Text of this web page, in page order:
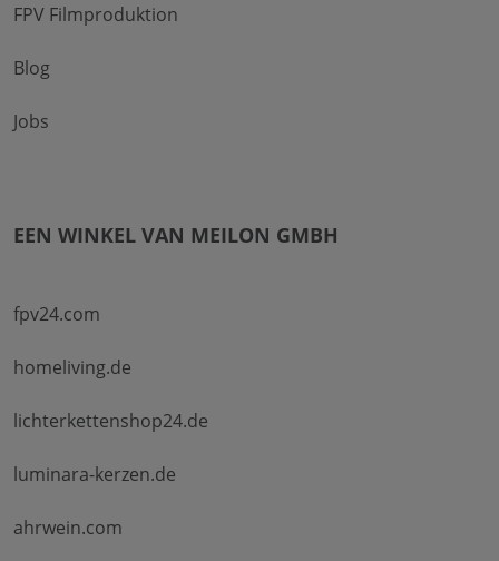
FPV Filmproduktion
Blog
Jobs
EEN WINKEL VAN MEILON GMBH
fpv24.com
homeliving.de
lichterkettenshop24.de
luminara-kerzen.de
ahrwein.com